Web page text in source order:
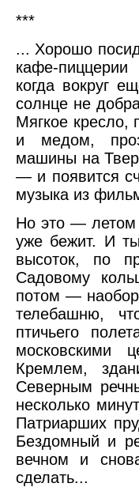
***
... Хорошо
кафе-
когда вокруг
солнце не
Мягкое кресло,
и медом,
машины на
— и появится
музыка из
Но это — летом
уже бежит. И
высоток, по
Садовому
потом —
телебашню,
птичьего
московскими
Кремлем,
Северным
несколько
Патриарших
Бездомный и
вечном и
сделать...